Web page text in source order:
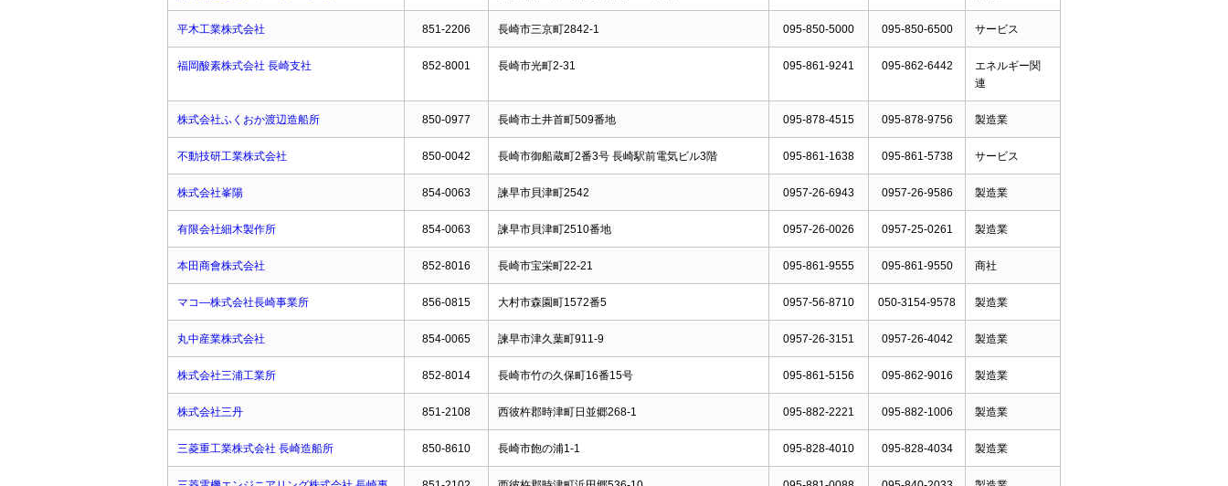
平木工業株式会社 851-2206 長崎市三京町2842-1 095-850-5000 095-850-6500 サービス
福岡酸素株式会社 長崎支社 852-8001 長崎市光町2-31 095-861-9241 095-862-6442
エネルギー関
連
株式会社ふくおか渡辺造船所 850-0977 長崎市土井首町509番地 095-878-4515 095-878-9756 製造業
不動技研工業株式会社 850-0042 長崎市御船蔵町2番3号 長崎駅前電気ビル3階 095-861-1638 095-861-5738 サービス
株式会社峯陽 854-0063 諫早市貝津町2542 0957-26-6943 0957-26-9586 製造業
有限会社細木製作所 854-0063 諫早市貝津町2510番地 0957-26-0026 0957-25-0261 製造業
本田商會株式会社 852-8016 長崎市宝栄町22-21 095-861-9555 095-861-9550 商社
マコ―株式会社長崎事業所 856-0815 大村市森園町1572番5 0957-56-8710 050-3154-9578 製造業
丸中産業株式会社 854-0065 諫早市津久葉町911-9 0957-26-3151 0957-26-4042 製造業
株式会社三浦工業所 852-8014 長崎市竹の久保町16番15号 095-861-5156 095-862-9016 製造業
株式会社三丹 851-2108 西彼杵郡時津町日並郷268-1 095-882-2221 095-882-1006 製造業
三菱重工業株式会社 長崎造船所 850-8610 長崎市飽の浦1-1 095-828-4010 095-828-4034 製造業